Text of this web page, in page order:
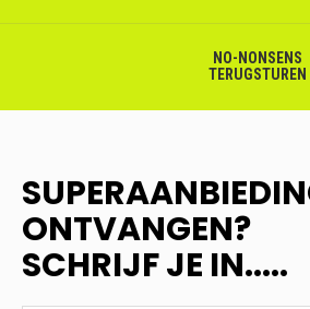
NO-NONSENS
TERUGSTUREN
ONTVANGEN?
SCHRIJF JE IN.....